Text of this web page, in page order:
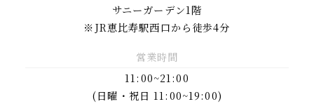
サニーガーデン1階
※JR恵比寿駅西口から徒歩4分
営業時間
11:00~21:00
(日曜・祝日 11:00~19:00)